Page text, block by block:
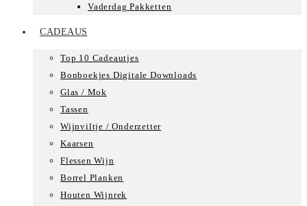
Vaderdag Pakketten
CADEAUS
Top 10 Cadeautjes
Bonboekjes Digitale Downloads
Glas / Mok
Tassen
Wijnviltje / Onderzetter
Kaarsen
Flessen Wijn
Borrel Planken
Houten Wijnrek